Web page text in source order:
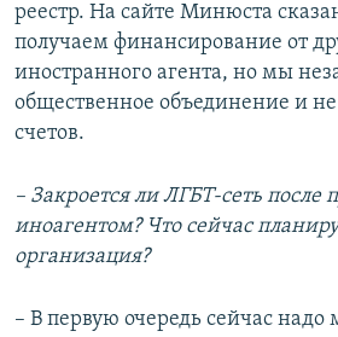
реестр. На сайте Минюста
получаем финансирование от
иностранного агента, но мы
общественное объединение и
счетов.
– Закроется ли ЛГБТ-сеть после
иноагентом? Что сейчас
организация?
– В первую очередь сейчас